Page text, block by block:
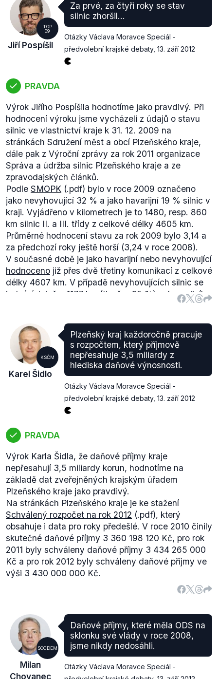
TOP
09
Jiří Pospíšil
Za prvé, za čtyři roky se stav
silnic zhoršil...
Otázky Václava Moravce Speciál -
předvolební krajské debaty, 13. září 2012
PRAVDA
Výrok Jiřího Pospíšila hodnotíme jako pravdivý. Při
hodnocení výroku jsme vycházeli z údajů o stavu
silnic ve vlastnictví kraje k 31. 12. 2009 na
stránkách Sdružení měst a obcí Plzeňského kraje,
dále pak z Výroční zprávy za rok 2011 organizace
Správa a údržba silnic Plzeňského kraje a ze
zpravodajských článků.
Podle SMOPK (.pdf) bylo v roce 2009 označeno
jako nevyhovující 32 % a jako havarijní 19 % silnic v
kraji. Vyjádřeno v kilometrech je to 1480, resp. 860
km silnic II. a III. třídy z celkové délky 4605 km.
Průměrné hodnocení stavu za rok 2009 bylo 3,14 a
za předchozí roky ještě horší (3,24 v roce 2008).
V současné době je jako havarijní nebo nevyhovující
hodnoceno již přes dvě třetiny komunikací z celkové
délky 4607 km. V případě nevyhovujících silnic se
jedná údajně o 1177 km (tj. přes 25 %), u havarijního
stavu je to pak až 1824 km, tedy necelých 40 %.
opravdu lepší. Zhoršování stavu silnic uznává i
generální ředitel organizace Správa a údržba silnic
Plzeňského kraje Ing. Stanislav Liška ve výroční
zprávě(.pdf, str. 5) za rok 2011. Tato situace je
podle něj způsobena nedostatkem financí i na
běžnou údržbu a opravy.
KSČM
Karel Šidlo
Plzeňský kraj každoročně pracuje
s rozpočtem, který příjmově
nepřesahuje 3,5 miliardy z
hlediska daňové výnosnosti.
Otázky Václava Moravce Speciál -
předvolební krajské debaty, 13. září 2012
PRAVDA
Výrok Karla Šidla, že daňové příjmy kraje
nepřesahují 3,5 miliardy korun, hodnotíme na
základě dat zveřejněných krajským úřadem
Plzeňského kraje jako pravdivý.
Na stránkách Plzeňského kraje je ke stažení
Schválený rozpočet na rok 2012 (.pdf), který
obsahuje i data pro roky předešlé. V roce 2010 činily
skutečné daňové příjmy 3 360 198 120 Kč, pro rok
2011 byly schváleny daňové příjmy 3 434 265 000
Kč a pro rok 2012 byly schváleny daňové příjmy ve
výši 3 430 000 000 Kč.
SOCDEM
Milan
Chovanec
Daňové příjmy, které měla ODS na
sklonku své vlády v roce 2008,
jsme nikdy nedosáhli.
Otázky Václava Moravce Speciál -